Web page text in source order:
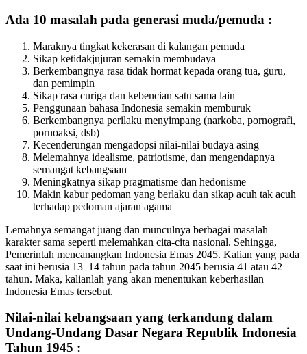
Ada 10 masalah pada generasi muda/pemuda :
Maraknya tingkat kekerasan di kalangan pemuda
Sikap ketidakjujuran semakin membudaya
Berkembangnya rasa tidak hormat kepada orang tua, guru,
dan pemimpin
Sikap rasa curiga dan kebencian satu sama lain
Penggunaan bahasa Indonesia semakin memburuk
Berkembangnya perilaku menyimpang (narkoba, pornografi,
pornoaksi, dsb)
Kecenderungan mengadopsi nilai-nilai budaya asing
Melemahnya idealisme, patriotisme, dan mengendapnya
semangat kebangsaan
Meningkatnya sikap pragmatisme dan hedonisme
Makin kabur pedoman yang berlaku dan sikap acuh tak acuh
terhadap pedoman ajaran agama
Lemahnya semangat juang dan munculnya berbagai masalah
karakter sama seperti melemahkan cita-cita nasional. Sehingga,
Pemerintah mencanangkan Indonesia Emas 2045. Kalian yang pada
saat ini berusia 13–14 tahun pada tahun 2045 berusia 41 atau 42
tahun. Maka, kalianlah yang akan menentukan keberhasilan
Indonesia Emas tersebut.
Nilai-nilai kebangsaan yang terkandung dalam
Undang-Undang Dasar Negara Republik Indonesia
Tahun 1945 :